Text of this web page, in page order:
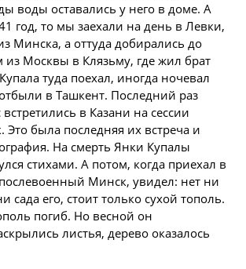
воды оставались у него в доме. А
год, то мы заехали на день в Левки,
Минска, а оттуда добирались до
Москвы в Клязьму, где жил брат
туда поехал, иногда ночевал
в Ташкент. Последний раз
в Казани на сессии
Это была последняя их встреча и
На смерть Янки Купалы
стихами. А потом, когда приехал в
Минск, увидел: нет ни
сада его, стоит только сухой тополь.
погиб. Но весной он
листья, дерево оказалось